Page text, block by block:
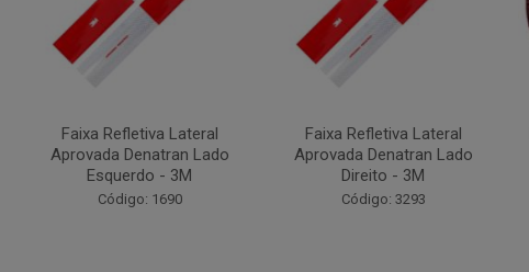
Faixa Refletiva Lateral
Aprovada Denatran Lado
Esquerdo - 3M
Código: 1690
Faixa Refletiva Lateral
Aprovada Denatran Lado
Direito - 3M
Código: 3293